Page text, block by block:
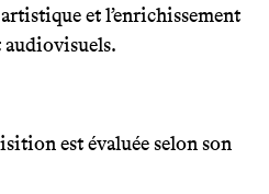
et l’enrichissement
audiovisuels.
est évaluée selon son